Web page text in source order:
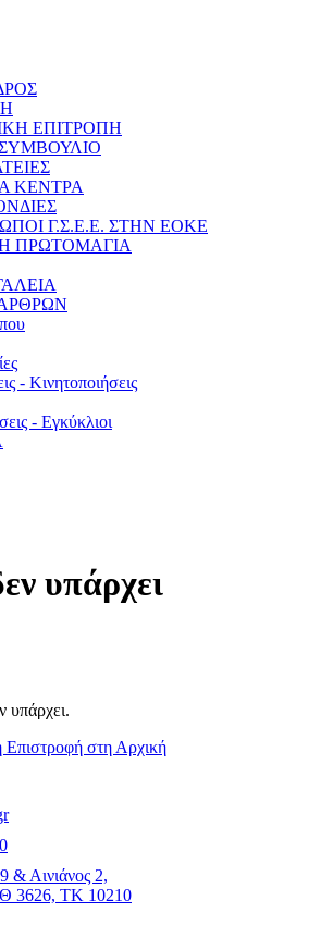
ΕΠΙΤΡΟΠΗ
ΚΕΝΤΡΑ
Γ.Σ.Ε.Ε. ΣΤΗΝ ΕΟΚΕ
ΠΡΩΤΟΜΑΓΙΑ
- Κινητοποιήσεις
- Εγκύκλιοι
υπάρχει
υπάρχει.
Επιστροφή στη Αρχική
& Αινιάνος 2,
3626, ΤΚ 10210